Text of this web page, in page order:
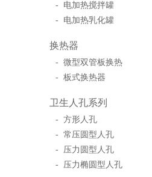
- 电加热搅拌罐
- 电加热乳化罐
换热器
- 微型双管板换热
- 板式换热器
卫生人孔系列
- 方形人孔
- 常压圆型人孔
- 压力圆型人孔
- 压力椭圆型人孔